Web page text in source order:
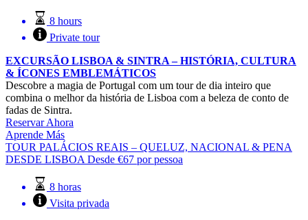
8 hours
Private tour
EXCURSÃO LISBOA & SINTRA – HISTÓRIA, CULTURA
& ÍCONES EMBLEMÁTICOS
Descobre a magia de Portugal com um tour de dia inteiro que
combina o melhor da história de Lisboa com a beleza de conto de
fadas de Sintra.
Reservar Ahora
Aprende Más
TOUR PALÁCIOS REAIS – QUELUZ, NACIONAL & PENA
DESDE LISBOA Desde €67 por pessoa
8 horas
Visita privada